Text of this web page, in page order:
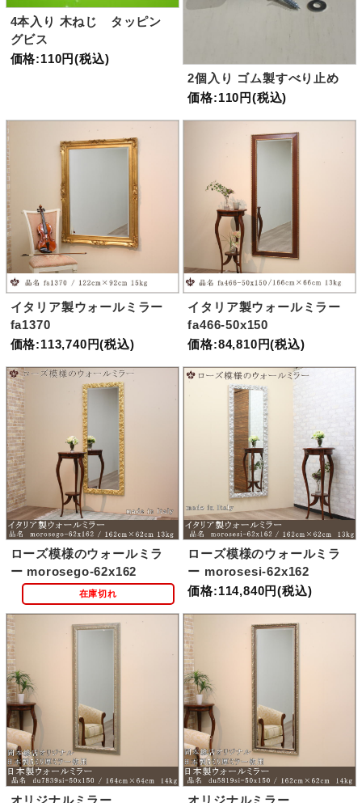
4本入り 木ねじ タッピン
グビス
価格:110円(税込)
2個入り ゴム製すべり止め
価格:110円(税込)
イタリア製ウォールミラー
fa1370
価格:113,740円(税込)
イタリア製ウォールミラー
fa466-50x150
価格:84,810円(税込)
ローズ模様のウォールミラ
ー morosego-62x162
在庫切れ
ローズ模様のウォールミラ
ー morosesi-62x162
価格:114,840円(税込)